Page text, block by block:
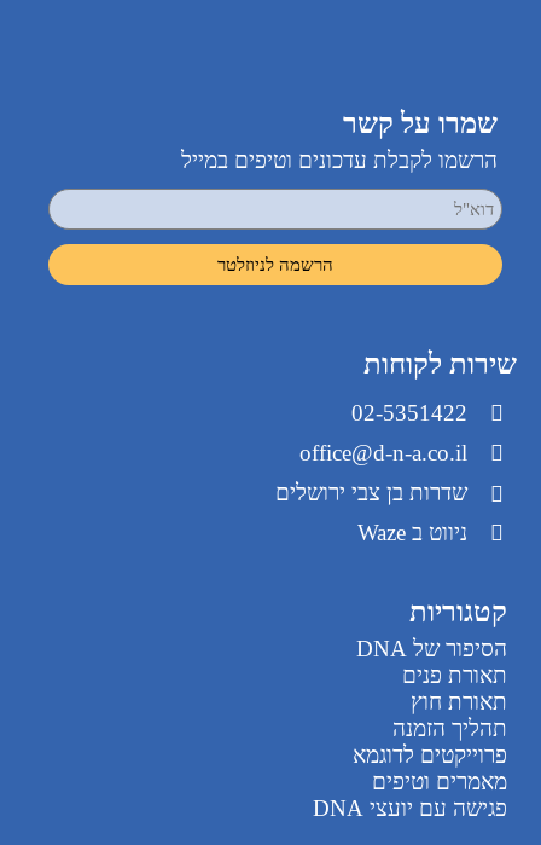
שמרו על קשר
הרשמו לקבלת עדכונים וטיפים במייל
שירות לקוחות
02-5351422
office@d-n-a.co.il
שדרות בן צבי ירושלים
ניווט ב Waze
קטגוריות
הסיפור של DNA
תאורת פנים
תאורת חוץ
תהליך הזמנה
פרוייקטים לדוגמא
מאמרים וטיפים
פגישה עם יועצי DNA